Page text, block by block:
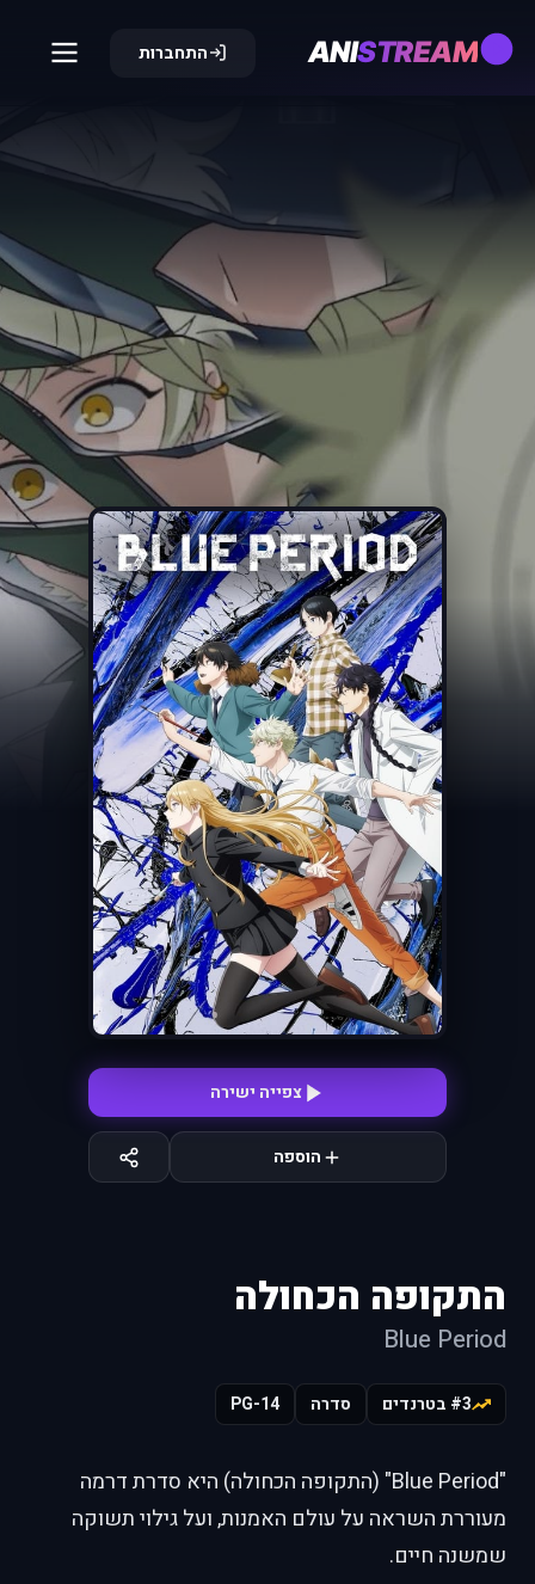
ANISTREAM התחברות
צפייה ישירה
הוספה
התקופה הכחולה
Blue Period
#3 בטרנדים סדרה PG-14
"Blue Period" (התקופה הכחולה) היא סדרת דרמה
מעוררת השראה על עולם האמנות, ועל גילוי תשוקה
שמשנה חיים.